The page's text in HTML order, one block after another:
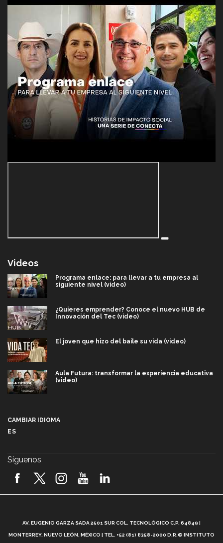
Videos
Programa enlace: para llevar a tu empresa al
siguiente nivel (video)
¿Quieres emprender? Conoce el nuevo HUB de
Innovación del Tec (video)
El joven que hizo del baile su vida (video)
Aula Futura: transformar la experiencia educativa
(video)
2026! (video)
¿Cómo es el Modelo Educativo Tec? (video)
CAMBIAR IDIOMA
ES
Síguenos
AV. EUGENIO GARZA SADA 2501 SUR COL. TECNOLÓGICO C.P. 64849 |
MONTERREY, NUEVO LEÓN, MÉXICO | TEL. +52 (81) 8358-2000 D.R.© INSTITUTO